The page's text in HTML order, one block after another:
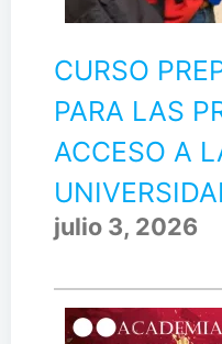
CURSO
PARA LAS
ACCESO A
julio 3, 2026